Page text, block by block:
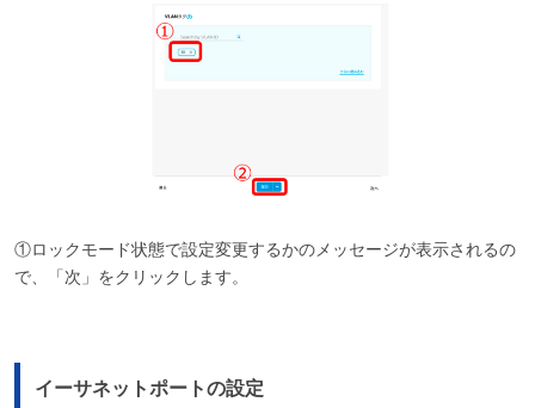
①ロックモード状態で設定変更するかのメッセージが表示されるの
で、「次」をクリックします。
イーサネットポートの設定